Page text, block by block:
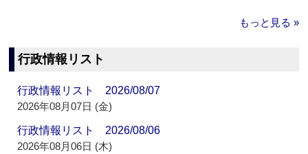
もっと見る »
行政情報リスト
行政情報リスト 2026/08/07
2026年08月07日 (金)
行政情報リスト 2026/08/06
2026年08月06日 (木)